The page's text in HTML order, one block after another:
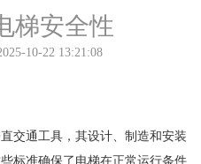
梯安全性
10-22 13:21:08
交通工具，其设计、制造和安装
标准确保了电梯在正常运行条件